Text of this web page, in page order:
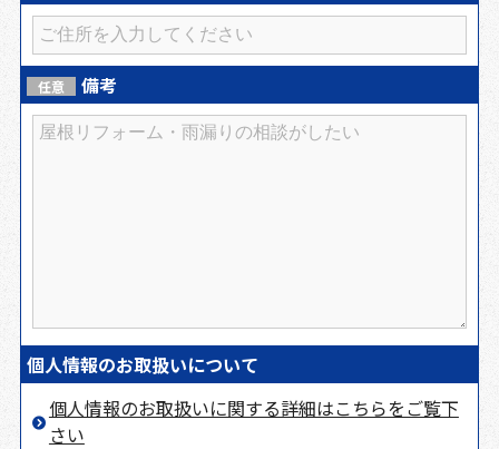
任意 備考
個人情報のお取扱いについて
個人情報のお取扱いに関する詳細はこちらをご覧下
さい